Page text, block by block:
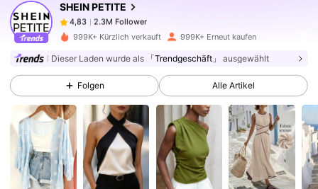
SHEIN PETITE
4,83
2.3M Follower
s***i bezahltVor 1 Tag
4,83 2.3M Follower
4,83 2.3M Follower
4,83 2.3M Follower
999K+ Kürzlich verkauft 999K+ Erneut kaufen
Dieser Laden wurde als 「Trendgeschäft」 ausgewählt
Folgen Alle Artikel